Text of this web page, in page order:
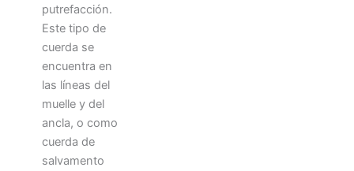
putrefacción.
Este tipo de
cuerda se
encuentra en
las líneas del
muelle y del
ancla, o como
cuerda de
salvamento